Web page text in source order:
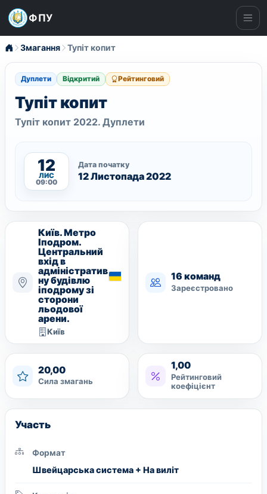
ФПУ
Змагання Тупіт копит
Дуплети Відкритий Рейтинговий
Тупіт копит
Тупіт копит 2022. Дуплети
12
ЛИС
09:00
Дата початку
12 Листопада 2022
Київ. Метро
Іподром.
Центральний
вхід в
адміністратив
ну будівлю
іподрому зі
сторони
льодової
арени.
Київ
16 команд
Зареєстровано
20,00
Сила змагань
1,00
Рейтинговий
коефіцієнт
Участь
Формат
Швейцарська система + На виліт